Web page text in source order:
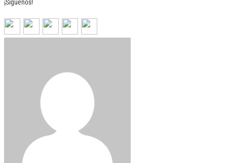
¡Síguenos!